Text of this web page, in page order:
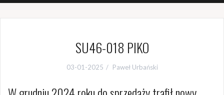
SU46-018 PIKO
03-01-2025 Paweł Urbański